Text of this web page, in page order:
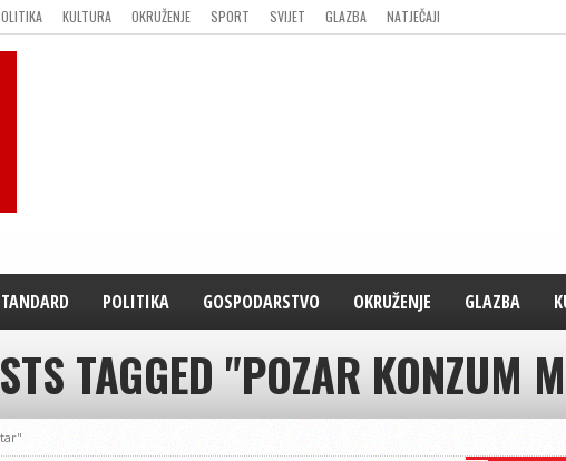
KULTURA OKRUŽENJE SPORT SVIJET GLAZBA
NATJEČAJI
POLITIKA GOSPODARSTVO OKRUŽENJE GLAZBA
TAGGED "POZAR KONZUM